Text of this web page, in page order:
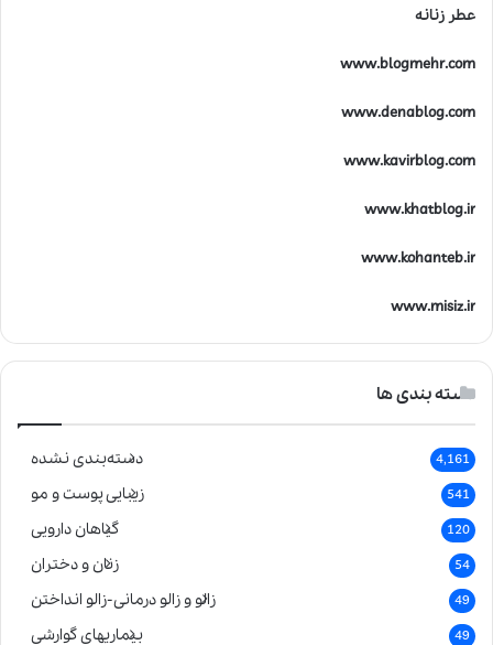
عطر زنانه
www.blogmehr.com
www.denablog.com
www.kavirblog.com
www.khatblog.ir
www.kohanteb.ir
www.misiz.ir
دسته بندی ها
دسته‌بندی نشده 4,161
زیبایی پوست و مو 541
گیاهان دارویی 120
زنان و دختران 54
زالو و زالو درمانی-زالو انداختن 49
بیماریهای گوارشی 49